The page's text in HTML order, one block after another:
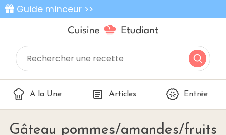
Guide minceur >>
A la Une Articles Entrée
Gâteau pommes/amandes/fruits